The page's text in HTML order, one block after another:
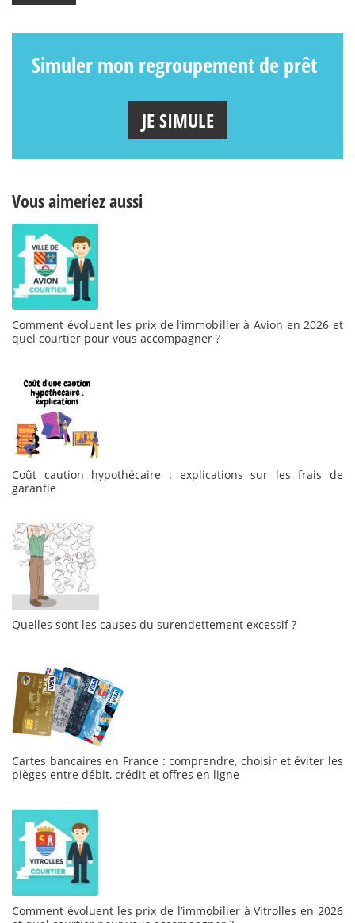
Simuler mon regroupement de prêt
JE SIMULE
Vous aimeriez aussi
Comment évoluent les prix de l’immobilier à Avion en 2026 et
quel courtier pour vous accompagner ?
Coût caution hypothécaire : explications sur les frais de
garantie
Quelles sont les causes du surendettement excessif ?
Cartes bancaires en France : comprendre, choisir et éviter les
pièges entre débit, crédit et offres en ligne
Comment évoluent les prix de l’immobilier à Vitrolles en 2026